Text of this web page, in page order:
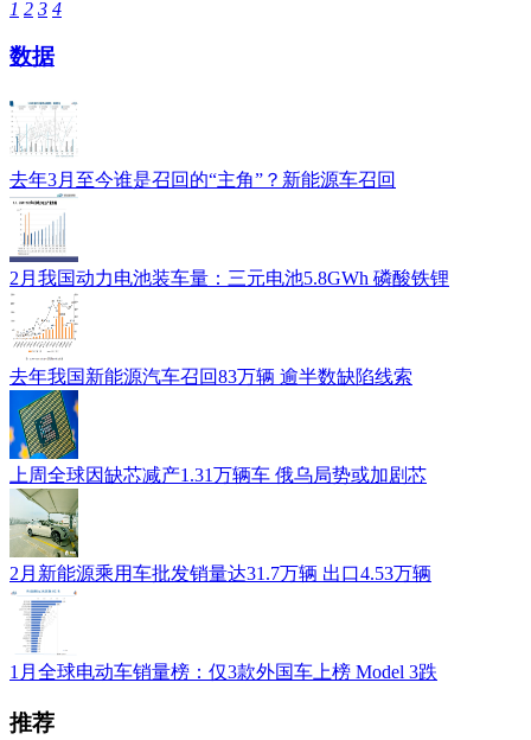
1 2 3 4
数据
去年3月至今谁是召回的“主角”？新能源车召回
2月我国动力电池装车量：三元电池5.8GWh 磷酸铁锂
去年我国新能源汽车召回83万辆 逾半数缺陷线索
上周全球因缺芯减产1.31万辆车 俄乌局势或加剧芯
2月新能源乘用车批发销量达31.7万辆 出口4.53万辆
1月全球电动车销量榜：仅3款外国车上榜 Model 3跌
推荐